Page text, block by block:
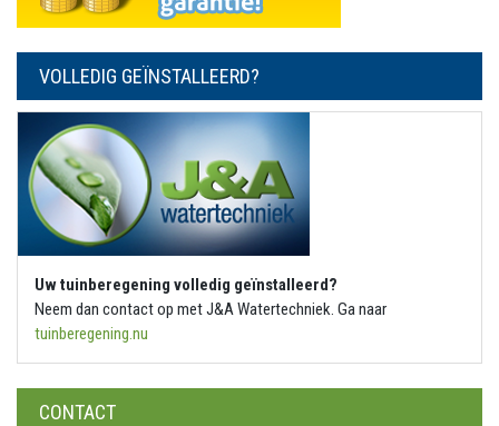
VOLLEDIG GEÏNSTALLEERD?
Uw tuinberegening volledig geïnstalleerd?
Neem dan contact op met J&A Watertechniek. Ga naar
tuinberegening.nu
CONTACT